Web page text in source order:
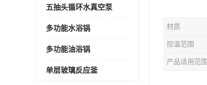
五抽头循环水真空泵
多功能水浴锅
多功能油浴锅
单层玻璃反应釜
材质
控温范围
产品适用范围